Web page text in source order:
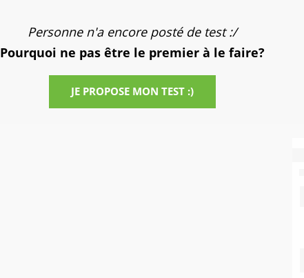
Personne n'a encore posté de test :/
Pourquoi ne pas être le premier à le faire?
JE PROPOSE MON TEST :)